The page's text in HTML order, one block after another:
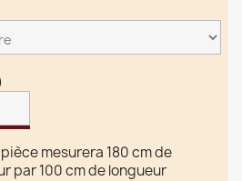
mesurera 180 cm de
par 100 cm de longueur